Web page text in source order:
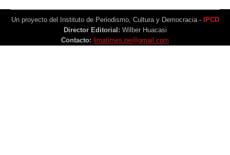
Un proyecto del Instituto de Periodismo, Cultura y Democracia - IPCD
Director Editorial: Wilber Huacasi
Contacto: limatimes.pe@gmail.com